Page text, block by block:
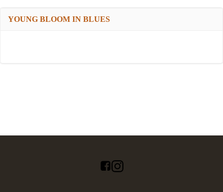
YOUNG BLOOM IN BLUES